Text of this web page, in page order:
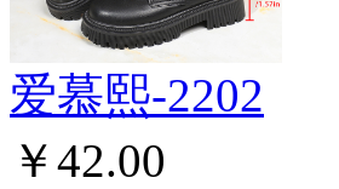
爱慕熙-2202
￥42.00